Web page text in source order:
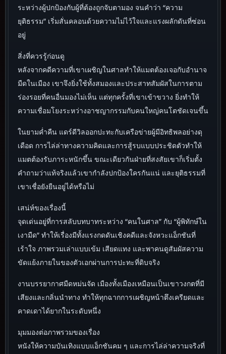
ระหว่างผู้ปกป้องกับผู้ที่ต้องถูกจับตามอง จนคำว่า “ความ
ยุติธรรม” เริ่มสั่นคลอนด้วยความไม่ไว้ใจและแรงผลักดันที่ซ่อน
อยู่
สิ่งที่ควรรู้ก่อนดู
หลังจากคดีความที่เขาเผชิญในศาลทำให้แมตต้องเจอกับอำนาจ
มืดในเมือง เขาจึงยิ่งใช้ทั้งสมองและประสาทสัมผัสในการตาม
ร่องรอยที่คนอื่นมองไม่เห็น แต่ทุกครั้งที่เขาเข้าขวาง ยิ่งทำให้
ความเชื่อมโยงระหว่างอาชญากรรมกับคนใหญ่คนโตชัดเจนขึ้น
ในยามค่ำคืน แดร์ดีวิลออกปะทะกับเครือข่ายผู้มีอิทธิพลอย่างดุ
เดือด การไล่ล่าทางความคิดและการสู้รบแบบประชิดตัวทำให้
แมตต้องรับภาระหนักขึ้น ขณะเดียวกันฝ่ายที่สงสัยเขาก็เริ่มตั้ง
คำถามว่าแท้จริงแล้วเขากำลังปกป้องใครกันแน่ และยุติธรรมที่
เขาเชื่อยังยืนอยู่ได้หรือไม่
เสน่ห์ของเรื่องนี้
จุดเด่นอยู่ที่การสลับบทบาทระหว่าง “คนในศาล” กับ “ผู้พิทักษ์ใน
เงามืด” ทำให้เรื่องมีทั้งแรงกดดันเชิงคดีและจังหวะแอ็กชันที่
เร้าใจ ภาพรวมเล่าแบบเข้ม เสียดแทง และพาคนดูสัมผัสความ
ขัดแย้งภายในของตัวเอกผ่านการปะทะที่ดิบจริง
งานบรรยากาศมืดหม่นจัด เมืองทั้งเมืองเหมือนเป็นเขาวงกตที่มี
เสียงและกลิ่นนำทาง ทำให้ทุกฉากการเผชิญหน้าตึงเครียดและ
คาดเดาได้ยากในระดับหนึ่ง
มุมมองต่อภาพรวมของเรื่อง
หนังให้ความบันเทิงแบบแอ็กชันคม ๆ และการไล่ล่าความจริงที่